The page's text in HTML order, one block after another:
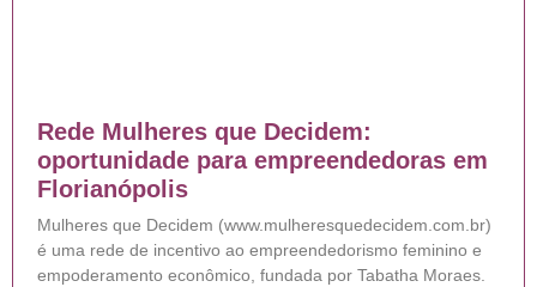
Rede Mulheres que Decidem:
oportunidade para empreendedoras em
Florianópolis
Mulheres que Decidem (www.mulheresquedecidem.com.br)
é uma rede de incentivo ao empreendedorismo feminino e
empoderamento econômico, fundada por Tabatha Moraes.